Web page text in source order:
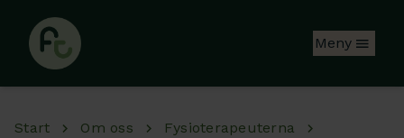
Meny
Start Om oss
Fysioterapeuterna